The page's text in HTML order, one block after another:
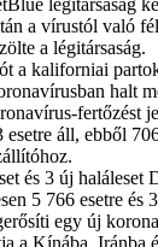
a vírustól való
a légitársaság.
a kaliforniai
halt
fertőzést
esetre áll, ebből
és 3 új haláleset
5 766 esetre és
egy új
a Kínába, Iránba